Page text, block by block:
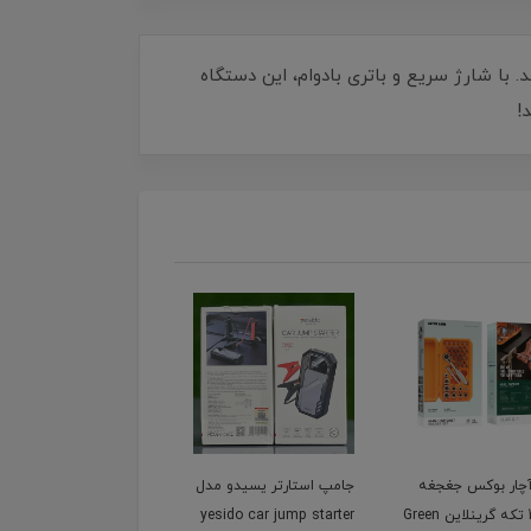
شارژ سریع و باتری بادوام، این دستگاه
یسیدو مدل
yesido car jump
خردکن گرین لاین مدل
Green lion Food Grinder